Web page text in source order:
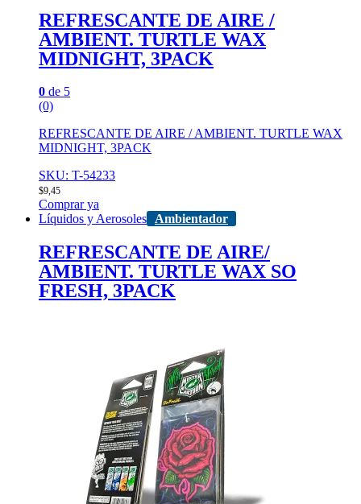
REFRESCANTE DE AIRE /
AMBIENT. TURTLE WAX
MIDNIGHT, 3PACK
0 de 5
(0)
REFRESCANTE DE AIRE / AMBIENT. TURTLE WAX
MIDNIGHT, 3PACK
SKU: T-54233
$9,45
Comprar ya
Líquidos y Aerosoles
Ambientador
REFRESCANTE DE AIRE/
AMBIENT. TURTLE WAX SO
FRESH, 3PACK